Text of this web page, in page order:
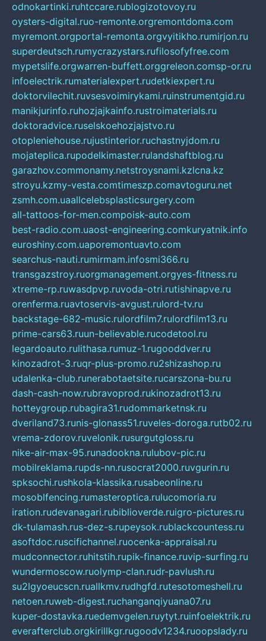
odnokartinki.ruhtccare.rublogizotovoy.ru
oysters-digital.ruo-remonte.orgremontdoma.com
myremont.orgportal-remonta.orgvyitikho.rumirjon.ru
superdeutsch.rumycrazystars.rufilosofyfree.com
mypetslife.orgwarren-buffett.orggreleon.comsp-or.ru
infoelectrik.rumaterialexpert.rudetkiexpert.ru
doktorvilechit.ruvsesvoimirykami.ruinstrumentgid.ru
manikjurinfo.ruhozjajkainfo.rustroimaterials.ru
doktoradvice.ruselskoehozjajstvo.ru
otopleniehouse.rujustinterior.ruchastnyjdom.ru
mojateplica.rupodelkimaster.rulandshaftblog.ru
garazhov.commonamy.netstroysnami.kzlcna.kz
stroyu.kzmy-vesta.comtimeszp.comavtoguru.net
zsmh.com.uaallcelebsplasticsurgery.com
all-tattoos-for-men.compoisk-auto.com
best-radio.com.uaost-engineering.comkuryatnik.info
euroshiny.com.uaporemontuavto.com
searchus-nauti.rumirmam.infosmi366.ru
transgazstroy.ruorgmanagement.orgyes-fitness.ru
xtreme-rp.ruwasdpvp.ruvoda-otri.rutishinapve.ru
orenferma.ruavtoservis-avgust.rulord-tv.ru
backstage-682-music.rulordfilm7.rulordfilm13.ru
prime-cars63.ruun-believable.rucodetool.ru
legardoauto.rulithasa.rumuz-1.rugooddver.ru
kinozadrot-3.ruqr-plus-promo.ru2shizashop.ru
udalenka-club.runerabotaetsite.rucarszona-bu.ru
dash-cash-now.rubravoprod.rukinozadrot13.ru
hotteygroup.rubagira31.rudommarketnsk.ru
dveriland73.runis-glonass51.ruveles-doroga.rutb02.ru
vrema-zdorov.ruvelonik.rusurgutgloss.ru
nike-air-max-95.runadookna.rulubov-pic.ru
mobilreklama.rupds-nn.rusocrat2000.ruvgurin.ru
spksochi.rushkola-klassika.rusabeonline.ru
mosoblfencing.rumasteroptica.rulucomoria.ru
iration.rudevanagari.rubiblioverde.ruigro-pictures.ru
dk-tulamash.rus-dez-s.rupeysok.rublackcountess.ru
asoftdoc.ruscifichannel.ruocenka-appraisal.ru
mudconnector.ruhitstih.rupik-finance.ruvip-surfing.ru
wundermoscow.ruolymp-clan.rudr-pavlush.ru
su2lgyoeucscn.ruallkmv.rudhgfd.rutesotomeshell.ru
netoen.ruweb-digest.ruchanganqiyuana07.ru
kuper-dostavka.ruedemvgelen.ruytyt.ruinfoelektrik.ru
everafterclub.orgkirillkgr.rugoodv1234.ruoopslady.ru